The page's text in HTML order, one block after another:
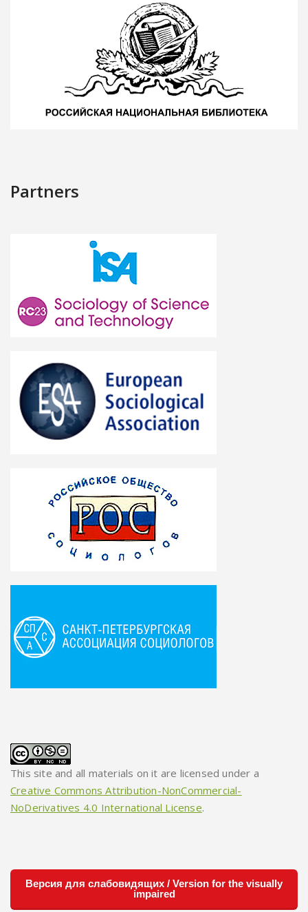
Partners
This site and all materials on it are licensed under a
Creative Commons Attribution-NonCommercial-
NoDerivatives 4.0 International License.
Версия для слабовидящих / Version for the visually
impaired